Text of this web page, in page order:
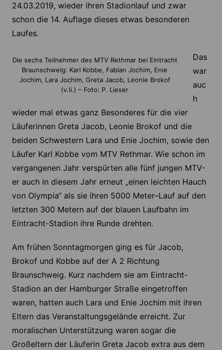
24.03.2019, wieder ihren Stadionlauf und zwar
schon die 14. Auflage dieses etwas besonderen
Laufes.
Die sechs Teilnehmer des MTV Rethmar bei Eintracht
Braunschweig: Karl Kobbe, Fabian Jochim, Enie
Jochim, Lara Jochim, Greta Jacob, Leonie Brokof
(v.li.) – Foto: P. Lieser
Das
war
auc
h
wieder mal etwas ganz Besonderes für die vier
Läuferinnen Greta Jacob, Leonie Brokof und die
beiden Schwestern Lara und Enie Jochim, sowie den
Läufer Karl Kobbe vom MTV Rethmar. Wie schon im
vergangenen Jahr verspürten alle fünf jungen MTV-
er auch in diesem Jahr erneut „einen leichten Hauch
von Olympia“ als sie ihren 5000 Meter–Lauf auf den
letzten 300 Metern auf der blauen Laufbahn im
Eintracht-Stadion ihre Runde drehten.
Am frühen Sonntagmorgen ging es für Jacob,
Brokof und Kobbe auf der A 2 Richtung
Braunschweig. Kurz nachdem sie am Eintracht-
Stadion an der Hamburger Straße eingetroffen
waren, hatten auch Lara und Enie Jochim mit ihren
Eltern das Veranstaltungsgelände erreicht. Zur
moralischen Unterstützung waren sogar die
Großeltern der Läuferin Greta Jacob extra aus dem